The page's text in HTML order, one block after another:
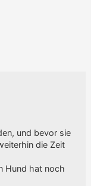
und bevor sie
die Zeit
Hund hat noch